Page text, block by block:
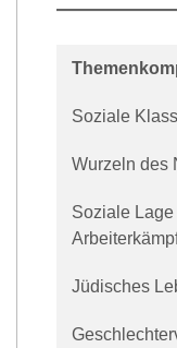
Soziale
Wurzeln des
Soziale
Jüdisches